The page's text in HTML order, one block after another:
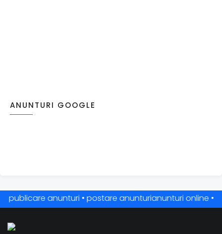
ANUNTURI GOOGLE
anunturi • postare anunturianunturi online •